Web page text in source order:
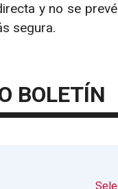
y no se
segura.
BOLETÍN